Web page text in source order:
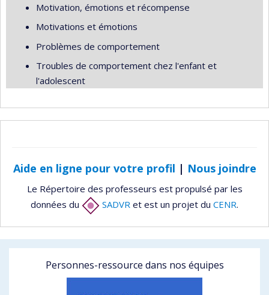
Motivation, émotions et récompense
Motivations et émotions
Problèmes de comportement
Troubles de comportement chez l'enfant et
l'adolescent
Aide en ligne pour votre profil | Nous joindre
Le Répertoire des professeurs est propulsé par les
données du
SADVR et est un projet du CENR.
Personnes-ressource dans nos équipes